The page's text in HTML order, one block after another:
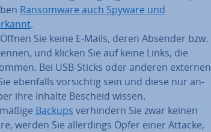
Ran­som­wa­re auch Spyware und
.
Sie keine E-Mails, deren Absender bzw.
und klicken Sie auf keine Links, die
Bei USB-Sticks oder anderen externen
ebenfalls vor­sich­tig sein und diese nur an­
ihre Inhalte Bescheid wissen.
Backups ver­hin­dern Sie zwar keinen
werden Sie al­ler­dings Opfer einer Attacke,